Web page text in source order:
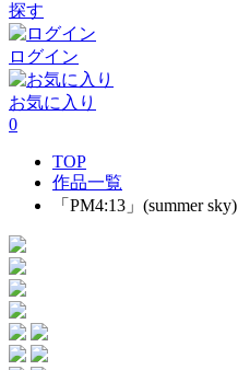
探す
ログイン
お気に入り
0
TOP
作品一覧
「PM4:13」(summer sky)